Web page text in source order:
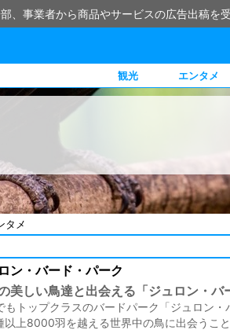
、事業者から商品やサービスの広告出稿を
観光 エンタメ
タメ
ン・バード・パーク
美しい鳥達と出会える「ジュロン・バ
もトップクラスのバードパーク「ジュロン・
以上8000羽を越える世界中の鳥に出会うこ